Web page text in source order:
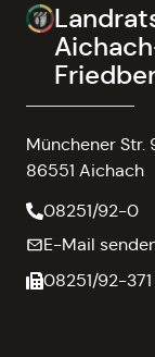
Münchener Str.
86551 Aichach
08251/92-0
E-Mail
08251/92-371